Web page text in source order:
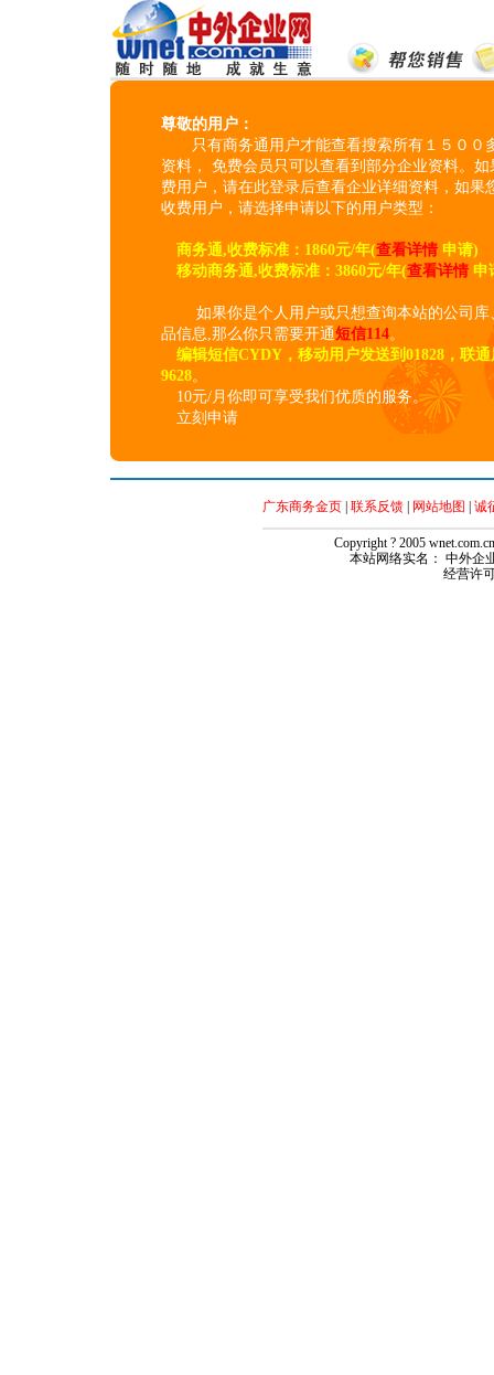
尊敬的用户：
只有商务通用户才能查看搜索所有１５００
资料， 免费会员只可以查看到部分企业资料。
费用户，请在此登录后查看企业详细资料，如果
收费用户，请选择申请以下的用户类型：
商务通,收费标准：1860元/年(查看详情申请)
移动商务通,收费标准：3860元/年(查看详情申
如果你是个人用户或只想查询本站的公司库
品信息,那么你只需要开通短信114。
编辑短信CYDY，移动用户发送到01828，联通
9628。
10元/月你即可享受我们优质的服务。
立刻申请
广东商务金页| 联系反馈| 网站地图 诚
Copyright ? 2005
本站网络实名： 中外企
经营许